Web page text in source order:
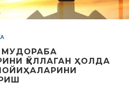
ҚЎЛЛАГАН ҲОЛДА